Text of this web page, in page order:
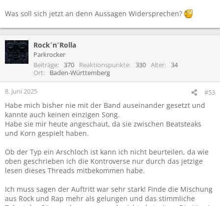
Was soll sich jetzt an denn Aussagen Widersprechen?
Rock´n´Rolla
Parkrocker
Beiträge
370 Reaktionspunkte 330 Alter
34
Ort
Baden-Württemberg
8. Juni 2025 #53
Habe mich bisher nie mit der Band auseinander gesetzt und
kannte auch keinen einzigen Song.
Habe sie mir heute angeschaut, da sie zwischen Beatsteaks
und Korn gespielt haben.
Ob der Typ ein Arschloch ist kann ich nicht beurteilen, da wie
oben geschrieben ich die Kontroverse nur durch das jetzige
lesen dieses Threads mitbekommen habe.
Ich muss sagen der Auftritt war sehr stark! Finde die Mischung
aus Rock und Rap mehr als gelungen und das stimmliche